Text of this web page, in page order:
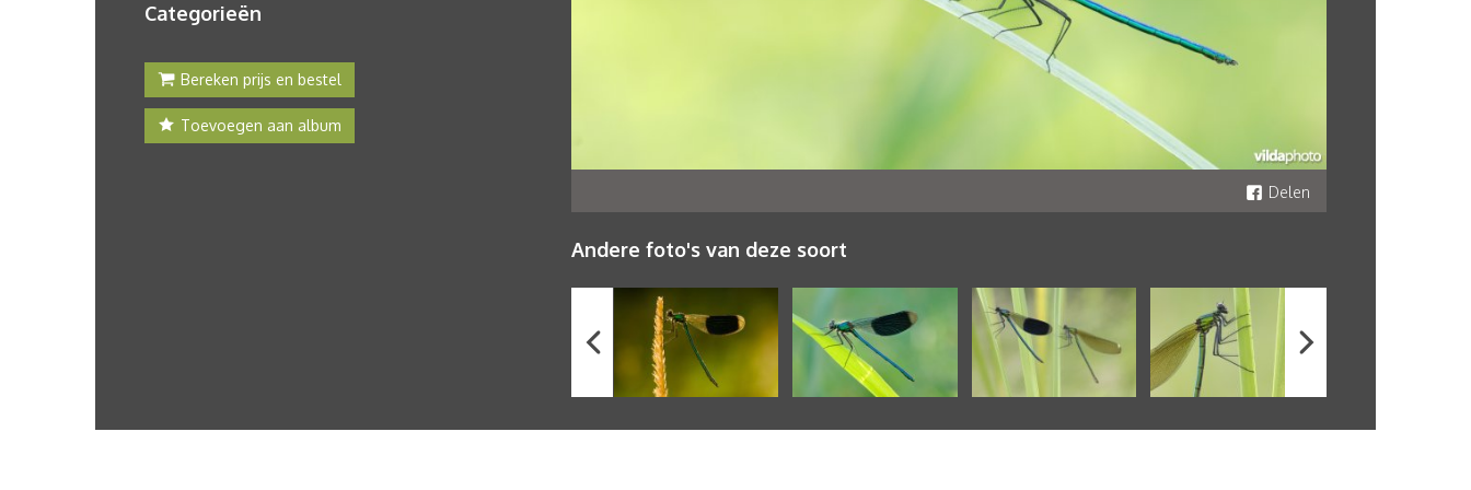
Categorieën
Bereken prijs en bestel
Toevoegen aan album
Delen
Andere foto's van deze soort